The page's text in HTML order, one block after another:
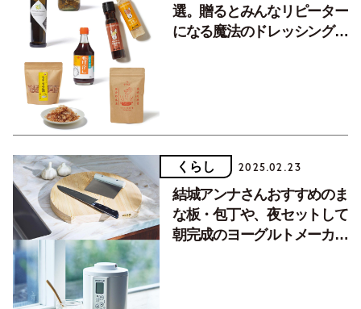
選。贈るとみんなリピーター
になる魔法のドレッシングな
くらし 2025.02.23
結城アンナさんおすすめのま
な板・包丁や、夜セットして
朝完成のヨーグルトメーカー